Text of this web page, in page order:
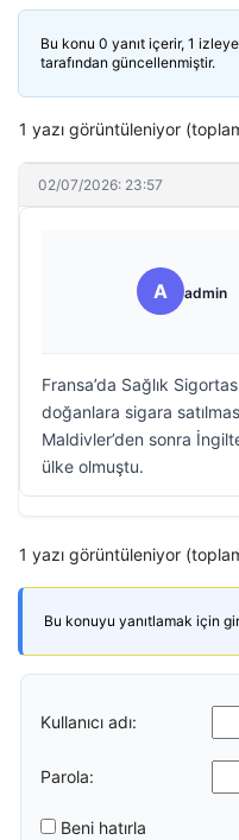
Bu konu 0 yanıt içerir, 1
tarafından güncellenmiştir.
1 yazı görüntüleniyor
02/07/2026: 23:57
A admin
Fransa’da Sağlık
doğanlara sigara
Maldivler’den sonra
ülke olmuştu.
1 yazı görüntüleniyor
Bu konuyu yanıtlamak için
Kullanıcı adı:
Parola:
Beni hatırla